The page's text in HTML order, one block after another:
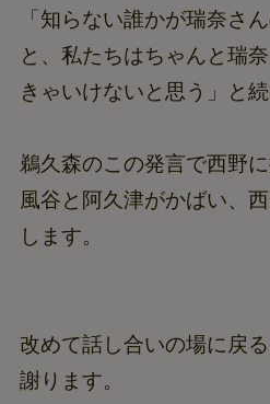
「知らない誰かが瑞奈さ
と、私たちはちゃんと瑞
きゃいけないと思う」と続
鵜久森のこの発言で西野
風谷と阿久津がかばい、
します。
改めて話し合いの場に戻
謝ります。